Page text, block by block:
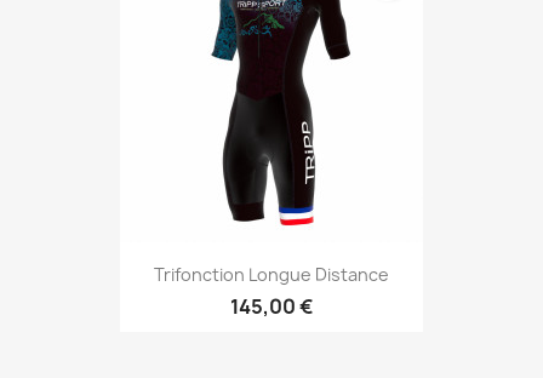
Trifonction Longue Distance
145,00 €